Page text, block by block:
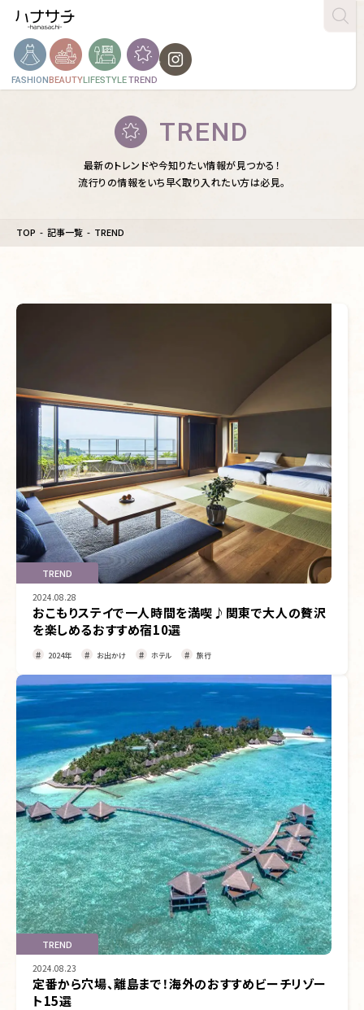
FASHIONBEAUTYLIFESTYLETREND
TREND
最新のトレンドや今知りたい情報が見つかる！
流行りの情報をいち早く取り入れたい方は必見。
TOP 記事一覧 TREND
TREND
2024.08.28
おこもりステイで一人時間を満喫♪関東で大人の贅沢
を楽しめるおすすめ宿10選
2024年 お出かけ ホテル 旅行
TREND
2024.08.23
定番から穴場、離島まで！海外のおすすめビーチリゾー
ト15選